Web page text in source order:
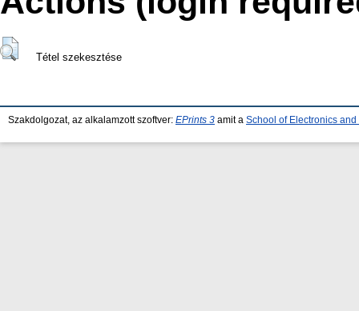
Tétel szekesztése
Szakdolgozat, az alkalamzott szoftver: EPrints 3 amit a School of Electronics